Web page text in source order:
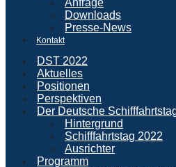
Anfrage
Downloads
Presse-News
Kontakt
DST 2022
Aktuelles
Positionen
Perspektiven
Der Deutsche
Hintergrund
Schifffahrtstag 2022
Ausrichter
Programm